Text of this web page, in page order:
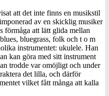
att det inte finns en musikstil
av en skicklig musiker
förmåga att lätt glida mellan
bluegrass, folk och t o m
instrumentet: ukulele. Han
kan göra med sitt instrument
trodde var omöjligt och under
det lilla, och därför
vilket fått många att kalla